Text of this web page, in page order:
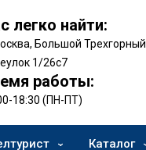
легко найти:
Большой Трехгорный
1/26с7
работы:
18:30 (ПН-ПТ)
Каталог